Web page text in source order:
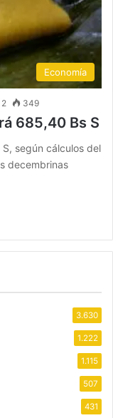
Economía
2 349
685,40 Bs S
según cálculos del
decembrinas
3.630
1.222
1.115
507
431